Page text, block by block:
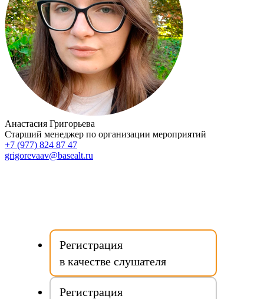
Анастасия Григорьева
Старший менеджер по организации мероприятий
+7 (977) 824 87 47
grigorevaav@basealt.ru
Регистрация
в качестве слушателя
Регистрация